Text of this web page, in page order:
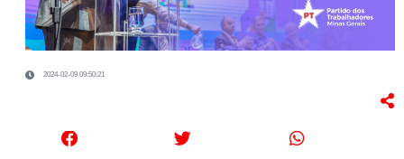
2024-02-09 09:50:21